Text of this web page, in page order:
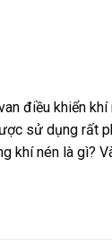
điều khiển
sử dụng rất
khí nén là gì?